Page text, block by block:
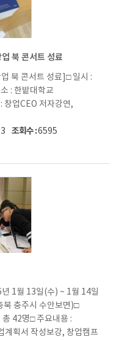
북 콘서트 성료
북 콘서트 성료]□ 일시 :
: 한밭대학교
창업CEO 저자강연,
조회수 :6595
1월 13일(수) ~ 1월 14일
북 충주시 수안보면)□
총 42명□ 주요내용 :
계획서 작성보강, 창업캠프